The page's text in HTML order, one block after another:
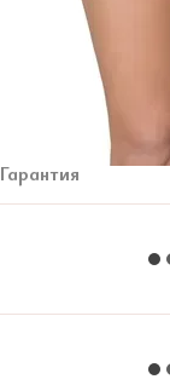
Гарантия